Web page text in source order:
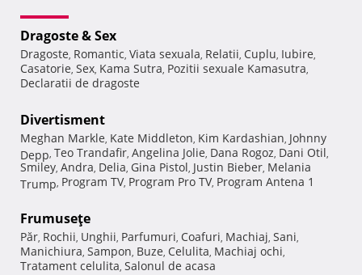
Dragoste & Sex
Dragoste, Romantic, Viata sexuala, Relatii, Cuplu, Iubire,
Casatorie, Sex, Kama Sutra, Pozitii sexuale Kamasutra,
Declaratii de dragoste
Divertisment
Meghan Markle, Kate Middleton, Kim Kardashian, Johnny
Depp, Teo Trandafir, Angelina Jolie, Dana Rogoz, Dani Otil,
Smiley, Andra, Delia, Gina Pistol, Justin Bieber, Melania
Trump, Program TV, Program Pro TV, Program Antena 1
Frumuseţe
Păr, Rochii, Unghii, Parfumuri, Coafuri, Machiaj, Sani,
Manichiura, Sampon, Buze, Celulita, Machiaj ochi,
Tratament celulita, Salonul de acasa